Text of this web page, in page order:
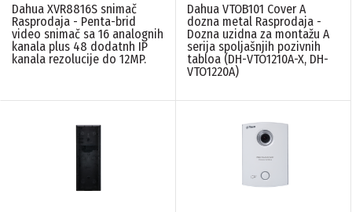
Dahua XVR8816S snimač
Rasprodaja - Penta-brid
video snimač sa 16 analognih
kanala plus 48 dodatnh IP
kanala rezolucije do 12MP.
Dahua VTOB101 Cover A
dozna metal Rasprodaja -
Dozna uzidna za montažu A
serija spoljašnjih pozivnih
tabloa (DH-VTO1210A-X, DH-
VTO1220A)